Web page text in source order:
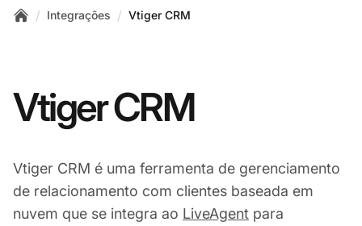
/ Integrações / Vtiger CRM
Vtiger CRM
Vtiger CRM é uma ferramenta de gerenciamento
de relacionamento com clientes baseada em
nuvem que se integra ao LiveAgent para